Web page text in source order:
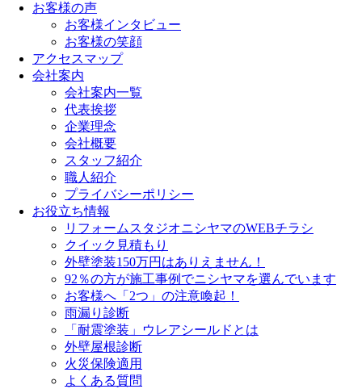
お客様の声
お客様インタビュー
お客様の笑顔
アクセスマップ
会社案内
会社案内一覧
代表挨拶
企業理念
会社概要
スタッフ紹介
職人紹介
プライバシーポリシー
お役立ち情報
リフォームスタジオニシヤマのWEBチラシ
クイック見積もり
外壁塗装150万円はありえません！
92％の方が施工事例でニシヤマを選んでいます
お客様へ「2つ」の注意喚起！
雨漏り診断
「耐震塗装」ウレアシールドとは
外壁屋根診断
火災保険適用
よくある質問